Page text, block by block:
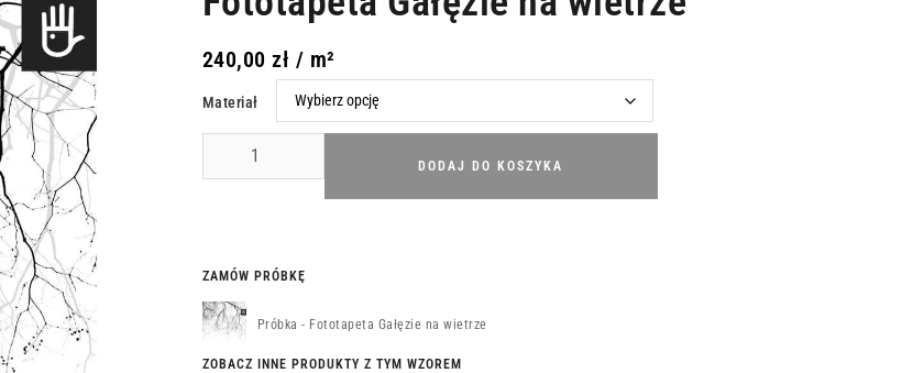
240,00zł / m²
Materiał
DODAJ DO KOSZYKA
ZAMÓW PRÓBKĘ
Próbka - Fototapeta Gałęzie na wietrze
ZOBACZ INNE PRODUKTY Z TYM WZOREM